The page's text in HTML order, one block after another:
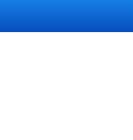
to